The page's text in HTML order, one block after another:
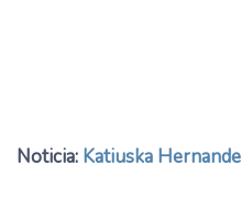
Noticia: Katiuska